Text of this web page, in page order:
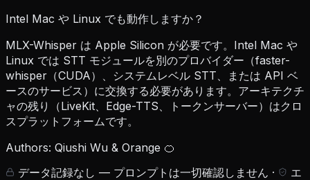
Intel Mac や Linux でも動作しますか？
MLX-Whisper は Apple Silicon が必要です。Intel Mac や
Linux では STT モジュールを別のプロバイダー（faster-
whisper（CUDA）、システムレベル STT、または API ベ
ースのサービス）に交換する必要があります。アーキテクチ
ャの残り（LiveKit、Edge-TTS、トークンサーバー）はクロ
スプラットフォームです。
Authors: Qiushi Wu & Orange 🍊
データ記録なし — プロンプトは一切確認しません · エ